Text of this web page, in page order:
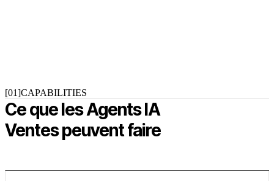
[01]CAPABILITIES
Ce que les Agents IA
Ventes peuvent faire